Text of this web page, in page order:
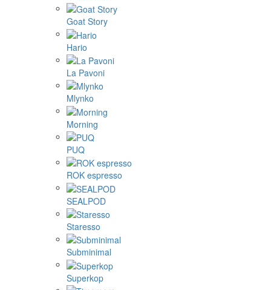
Goat Story
Hario
La Pavoni
Mlynko
Morning
PUQ
ROK espresso
SEALPOD
Staresso
Subminimal
Superkop